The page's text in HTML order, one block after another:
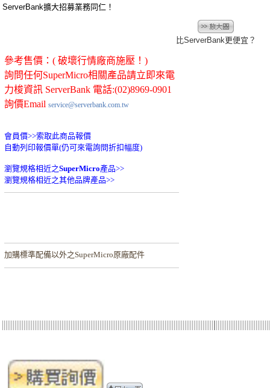
ServerBank擴大招募業務同仁！
比ServerBank更便宜？
參考售價：( 破壞行情廠商施壓！)
詢問任何SuperMicro相關產品請立即來電
力梭資訊 ServerBank 電話:(02)8969-0901
詢價Email service@serverbank.com.tw
會員價>>索取此商品報價
自動列印報價單(仍可來電詢問折扣幅度)
瀏覽規格相近之SuperMicro產品>>
瀏覽規格相近之其他品牌產品>>
加購標準配備以外之SuperMicro原廠配件